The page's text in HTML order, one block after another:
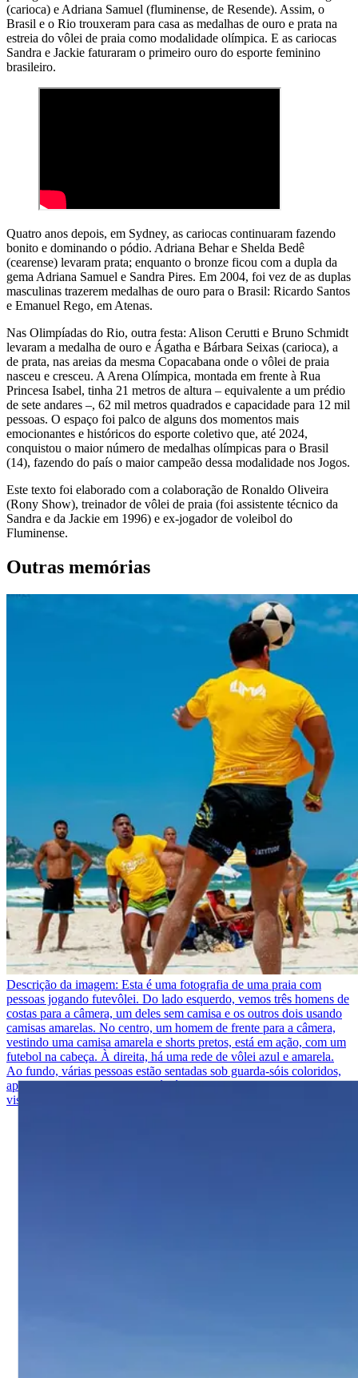
(carioca) e Adriana Samuel (fluminense, de Resende). Assim, o
Brasil e o Rio trouxeram para casa as medalhas de ouro e prata na
estreia do vôlei de praia como modalidade olímpica. E as cariocas
Sandra e Jackie faturaram o primeiro ouro do esporte feminino
brasileiro.
Quatro anos depois, em Sydney, as cariocas continuaram fazendo
bonito e dominando o pódio. Adriana Behar e Shelda Bedê
(cearense) levaram prata; enquanto o bronze ficou com a dupla da
gema Adriana Samuel e Sandra Pires. Em 2004, foi vez de as duplas
masculinas trazerem medalhas de ouro para o Brasil: Ricardo Santos
e Emanuel Rego, em Atenas.
Nas Olimpíadas do Rio, outra festa: Alison Cerutti e Bruno Schmidt
levaram a medalha de ouro e Ágatha e Bárbara Seixas (carioca), a
de prata, nas areias da mesma Copacabana onde o vôlei de praia
nasceu e cresceu. A Arena Olímpica, montada em frente à Rua
Princesa Isabel, tinha 21 metros de altura – equivalente a um prédio
de sete andares –, 62 mil metros quadrados e capacidade para 12 mil
pessoas. O espaço foi palco de alguns dos momentos mais
emocionantes e históricos do esporte coletivo que, até 2024,
conquistou o maior número de medalhas olímpicas para o Brasil
(14), fazendo do país o maior campeão dessa modalidade nos Jogos.
Este texto foi elaborado com a colaboração de Ronaldo Oliveira
(Rony Show), treinador de vôlei de praia (foi assistente técnico da
Sandra e da Jackie em 1996) e ex-jogador de voleibol do
Fluminense.
Outras memórias
Descrição da imagem: Esta é uma fotografia de uma praia com
pessoas jogando futevôlei. Do lado esquerdo, vemos três homens de
costas para a câmera, um deles sem camisa e os outros dois usando
camisas amarelas. No centro, um homem de frente para a câmera,
vestindo uma camisa amarela e shorts pretos, está em ação, com um
futebol na cabeça. À direita, há uma rede de vôlei azul e amarela.
Ao fundo, várias pessoas estão sentadas sob guarda-sóis coloridos,
apreciando o dia na praia. O céu é azul claro e algumas nuvens são
visíveis.